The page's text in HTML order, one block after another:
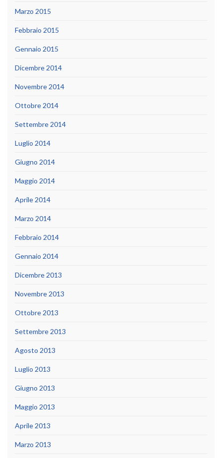
Marzo 2015
Febbraio 2015
Gennaio 2015
Dicembre 2014
Novembre 2014
Ottobre 2014
Settembre 2014
Luglio 2014
Giugno 2014
Maggio 2014
Aprile 2014
Marzo 2014
Febbraio 2014
Gennaio 2014
Dicembre 2013
Novembre 2013
Ottobre 2013
Settembre 2013
Agosto 2013
Luglio 2013
Giugno 2013
Maggio 2013
Aprile 2013
Marzo 2013